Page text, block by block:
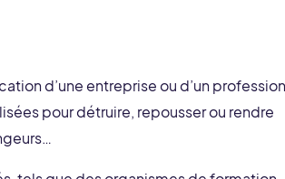
d’une entreprise ou d’un
pour détruire, repousser ou rendre